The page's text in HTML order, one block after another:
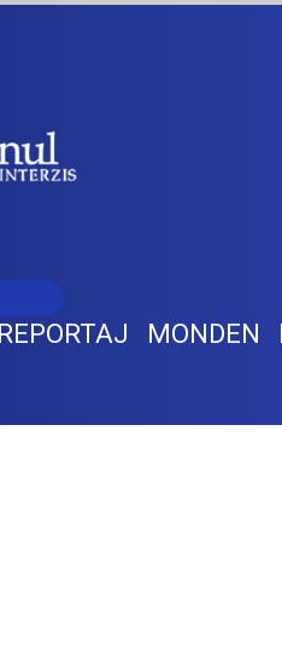
REPORTAJ MONDEN